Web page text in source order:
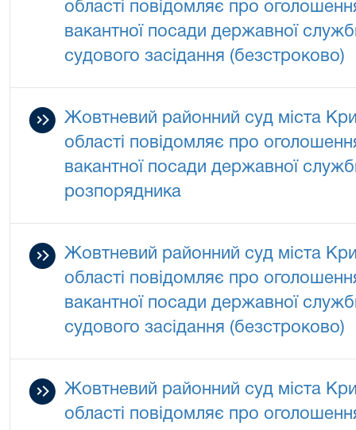
області повідомляє про
вакантної посади державної
судового засідання (безстроково)
Жовтневий районний суд міста
області повідомляє про
вакантної посади державної
розпорядника
Жовтневий районний суд міста
області повідомляє про
вакантної посади державної
судового засідання (безстроково)
Жовтневий районний суд міста
області повідомляє про